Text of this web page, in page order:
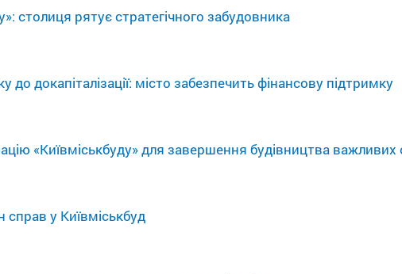
столиця рятує стратегічного забудовника
до докапіталізації: місто забезпечить фінансову підтримку
«Київміськбуду» для завершення будівництва важливих
справ у Київміськбуд